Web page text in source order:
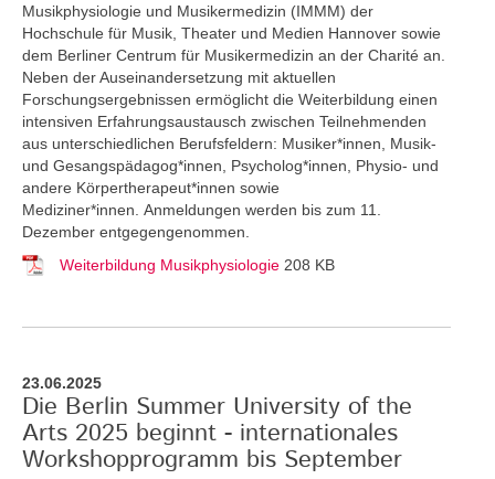
Musikphysiologie und Musikermedizin (IMMM) der
Hochschule für Musik, Theater und Medien Hannover sowie
dem Berliner Centrum für Musikermedizin an der Charité an.
Neben der Auseinandersetzung mit aktuellen
Forschungsergebnissen ermöglicht die Weiterbildung einen
intensiven Erfahrungsaustausch zwischen Teilnehmenden
aus unterschiedlichen Berufsfeldern: Musiker*innen, Musik-
und Gesangspädagog*innen, Psycholog*innen, Physio- und
andere Körpertherapeut*innen sowie
Mediziner*innen. Anmeldungen werden bis zum 11.
Dezember entgegengenommen.
Weiterbildung Musikphysiologie 208 KB
23.06.2025
Die Berlin Summer University of the
Arts 2025 beginnt - internationales
Workshopprogramm bis September